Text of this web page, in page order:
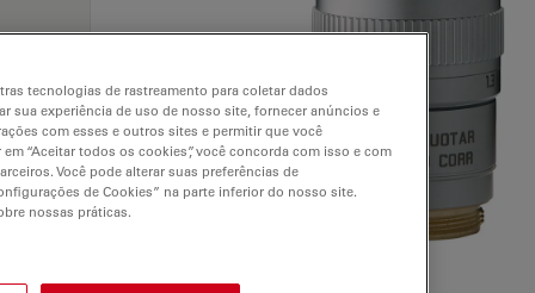
tecnologias de rastreamento para coletar dados
sua experiência de uso de nosso site, fornecer anúncios e
com esses e outros sites e permitir que você
“Aceitar todos os cookies”, você concorda com isso e com
Você pode alterar suas preferências de
de Cookies” na parte inferior do nosso site.
nossas práticas.